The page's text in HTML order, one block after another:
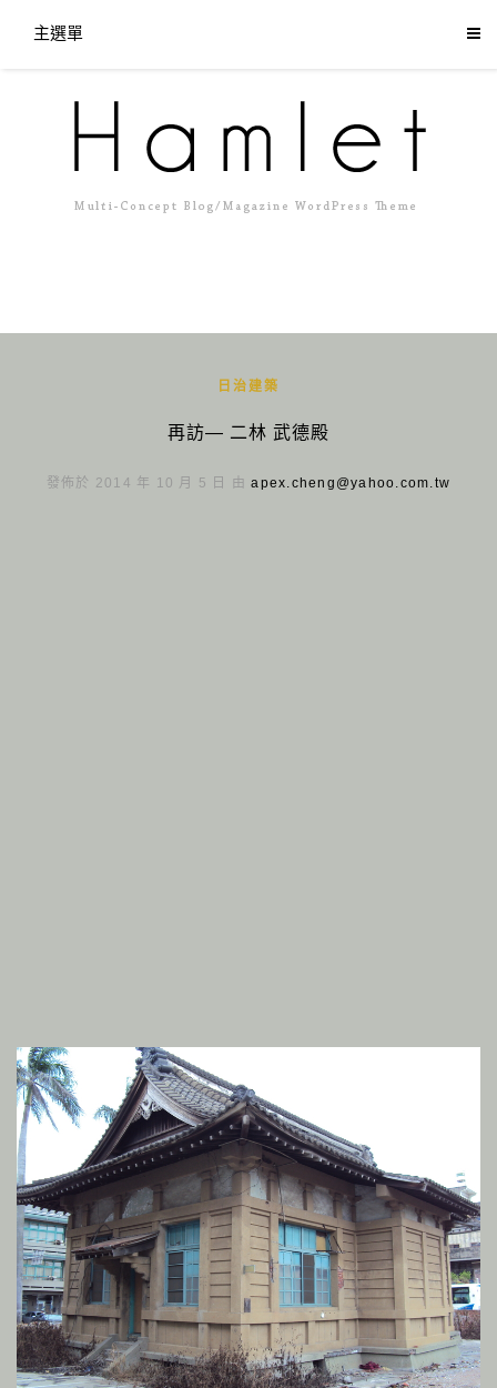
主選單
日治建築
再訪— 二林 武德殿
發佈於 2014 年 10 月 5 日 由apex.cheng@yahoo.com.tw